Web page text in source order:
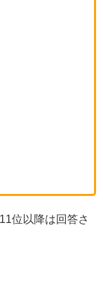
位以降は回答さ